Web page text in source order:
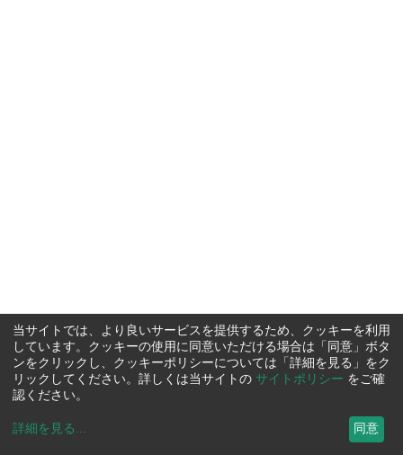
当サイトでは、より良いサービスを提供するため、クッキーを利用
しています。クッキーの使用に同意いただける場合は「同意」ボタ
ンをクリックし、クッキーポリシーについては「詳細を見る」をク
リックしてください。詳しくは当サイトの サイトポリシー をご確
認ください。
詳細を見る ... 同意